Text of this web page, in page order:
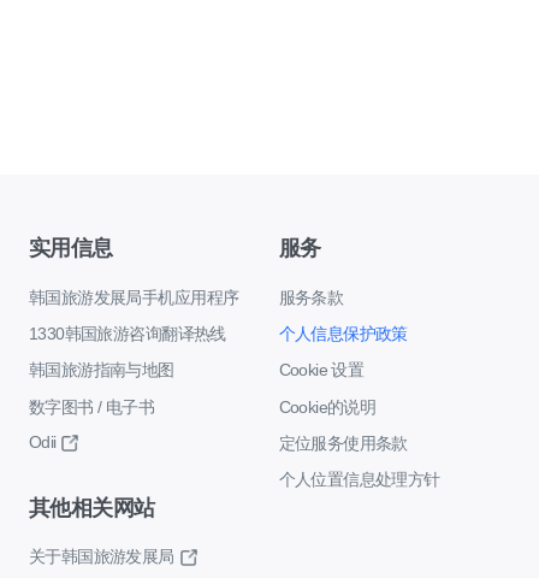
实用信息
韩国旅游发展局手机应用程序
1330韩国旅游咨询翻译热线
韩国旅游指南与地图
数字图书 / 电子书
Odii
服务
服务条款
个人信息保护政策
Cookie 设置
Cookie的说明
定位服务使用条款
个人位置信息处理方针
其他相关网站
关于韩国旅游发展局